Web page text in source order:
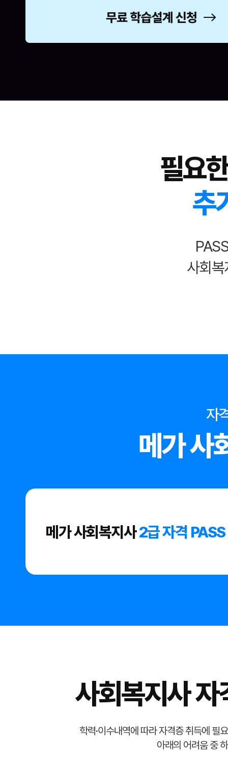
필요
추
사회
자
메가 사
메가 사회복지사2급 자격 PASS
사회복지사
학력·이수내역에 따라 자격증 취득에 필
아래의 어려움 중